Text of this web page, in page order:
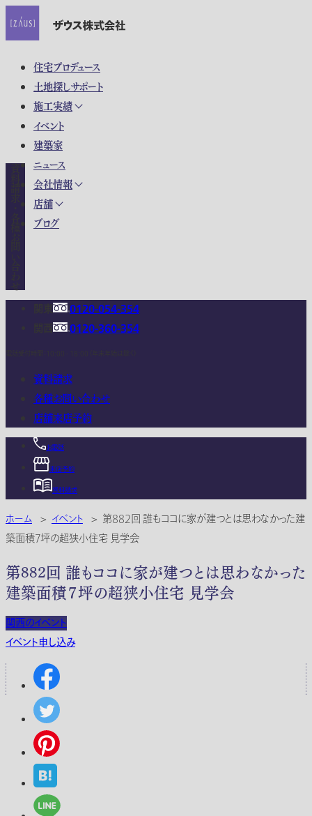
住宅プロデュース
土地探しサポート
施工実績
イベント
建築家
ニュース
会社情報
店舗
ブログ
0120-054-354
0120-360-354
資料請求
各種お問い合わせ
店舗来店予約
お電話
来店予約
資料請求
ホーム > イベント > 第882回 誰もココに家が建つとは思わなかった建
築面積７坪の超狭小住宅 見学会
第882回 誰もココに家が建つとは思わなかった
建築面積７坪の超狭小住宅 見学会
関西のイベント
イベント申し込み